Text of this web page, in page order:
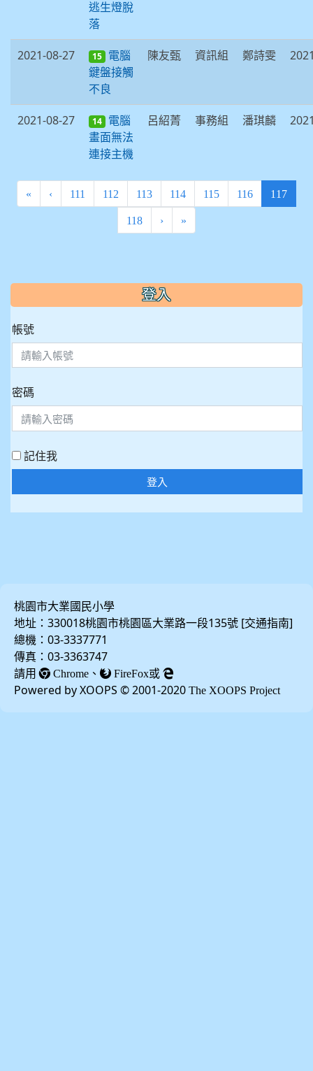
逃生燈脫
落
2021-08-27 15
電腦
鍵盤接觸
不良
陳友甄 資訊組 鄭詩雯
2021-08-27 14
電腦
畫面無法
連接主機
呂紹菁 事務組 潘琪麟
« ‹ 111 112 113 114 115 116 117
118 › »
::: 登入
帳號
密碼
記住我
登入
桃園市大業國民小學
地址：330018桃園市桃園區大業路一段135號 [交通指南]
總機：03-3337771
傳真：03-3363747
請用
Chrome 、 FireFox或
Powered by XOOPS © 2001-2020 The XOOPS Project